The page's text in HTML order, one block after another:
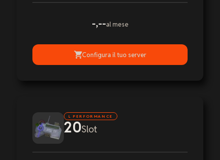
-,--al mese
Configura il tuo server
L PERFORMANCE
20Slot